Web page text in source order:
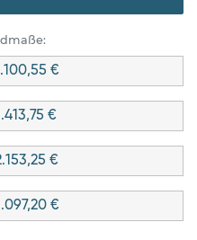
€
€
€
€